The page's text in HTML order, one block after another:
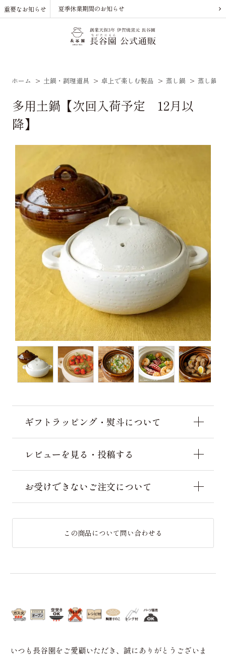
重要なお知らせ 夏季休業期間のお知らせ
ホーム > 土鍋・調理道具 > 卓上で楽しむ製品 > 蒸し鍋 > 蒸し鍋
多用土鍋【次回入荷予定 12月以
降】
ギフトラッピング・熨斗について
レビューを見る・投稿する
お受けできないご注文について
この商品について問い合わせる
いつも長谷園をご愛顧いただき、誠にありがとうございま